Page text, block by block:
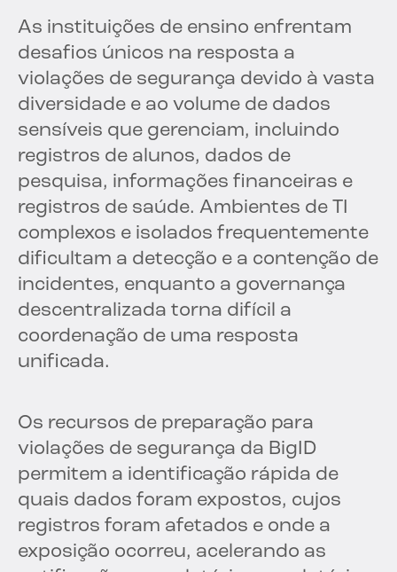
As instituições de ensino enfrentam
desafios únicos na resposta a
violações de segurança devido à vasta
diversidade e ao volume de dados
sensíveis que gerenciam, incluindo
registros de alunos, dados de
pesquisa, informações financeiras e
registros de saúde. Ambientes de TI
complexos e isolados frequentemente
dificultam a detecção e a contenção de
incidentes, enquanto a governança
descentralizada torna difícil a
coordenação de uma resposta
unificada.
Os recursos de preparação para
violações de segurança da BigID
permitem a identificação rápida de
quais dados foram expostos, cujos
registros foram afetados e onde a
exposição ocorreu, acelerando as